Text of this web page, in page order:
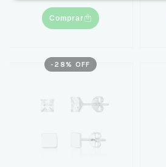
Comprar
- 28 % OFF